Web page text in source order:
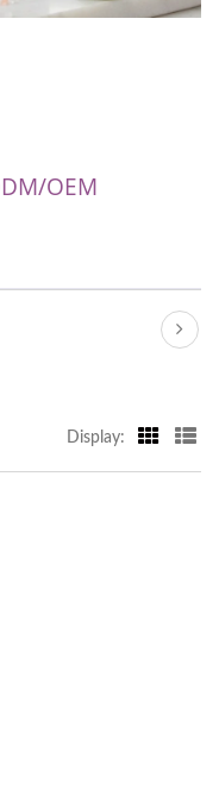
OEM
Display: